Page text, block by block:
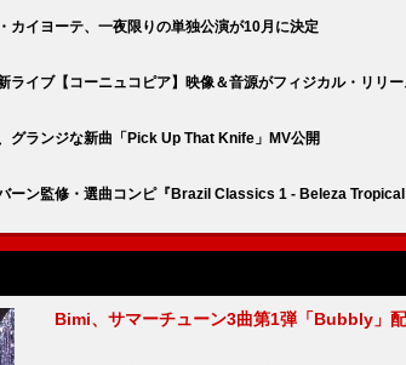
カイヨーテ、一夜限りの単独公演が10月に決定
ライブ【コーニュコピア】映像＆音源がフィジカル・リリー
グランジな新曲「Pick Up That Knife」MV公開
ーン監修・選曲コンピ『Brazil Classics 1 - Beleza
Bimi、サマーチューン3曲第1弾「Bubbly」